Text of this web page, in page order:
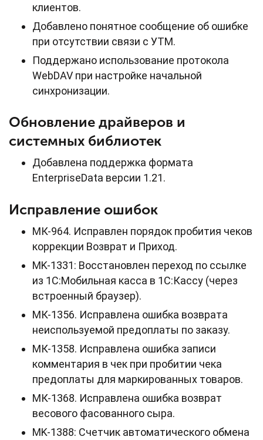
клиентов.
Добавлено понятное сообщение об ошибке
при отсутствии связи с УТМ.
Поддержано использование протокола
WebDAV при настройке начальной
синхронизации.
Обновление драйверов и
системных библиотек
Добавлена поддержка формата
EnterpriseData версии 1.21.
Исправление ошибок
МК-964. Исправлен порядок пробития чеков
коррекции Возврат и Приход.
MK-1331: Восстановлен переход по ссылке
из 1С:Мобильная касса в 1С:Кассу (через
встроенный браузер).
МК-1356. Исправлена ошибка возврата
неиспользуемой предоплаты по заказу.
МК-1358. Исправлена ошибка записи
комментария в чек при пробитии чека
предоплаты для маркированных товаров.
МК-1368. Исправлена ошибка возврат
весового фасованного сыра.
MK-1388: Счетчик автоматического обмена